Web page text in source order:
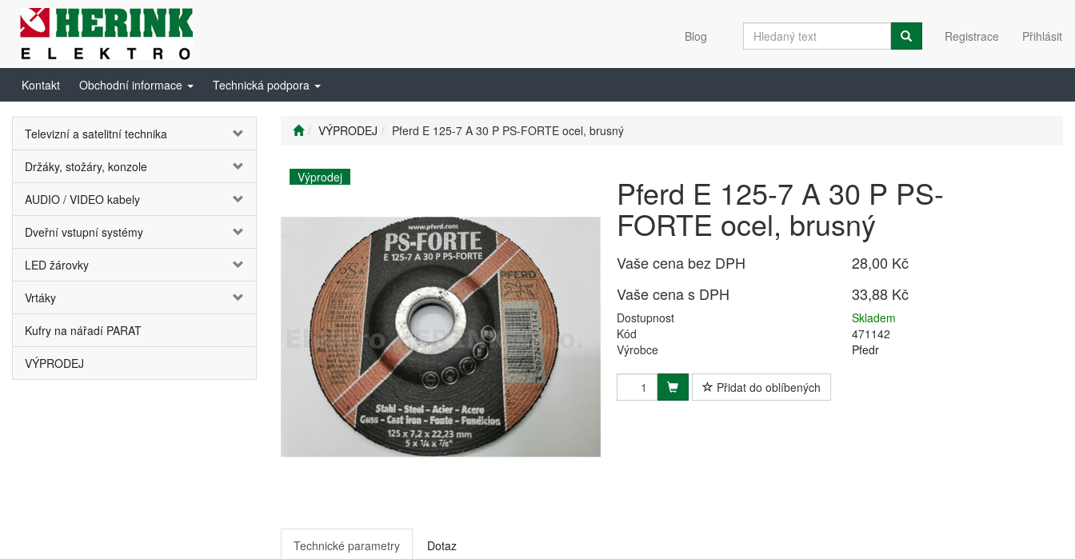
Registrace Přihlásit
Blog
Kontakt Obchodní informace Technická podpora
Televizní a satelitní technika
Držáky, stožáry, konzole
AUDIO / VIDEO kabely
Dveřní vstupní systémy
LED žárovky
Vrtáky
Kufry na nářadí PARAT
VÝPRODEJ
VÝPRODEJ Pferd E 125-7 A 30 P PS-FORTE ocel, brusný
Výprodej Pferd E 125-7 A 30 P PS-
FORTE ocel, brusný
Vaše cena bez DPH
28,00 Kč
Vaše cena s DPH
33,88 Kč
Dostupnost
Skladem
Kód
471142
Výrobce
Pfedr
Přidat do oblíbených
Technické parametry Dotaz